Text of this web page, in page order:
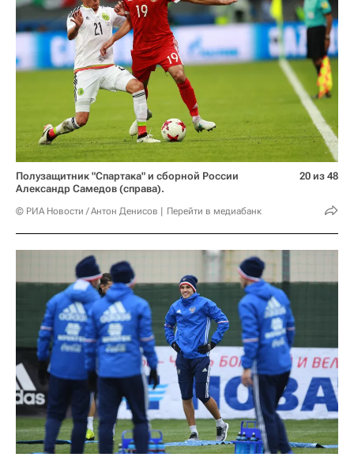
Полузащитник "Спартака" и сборной России
Александр Самедов (справа).
© РИА Новости / Антон Денисов Перейти в медиабанк
20 из 48